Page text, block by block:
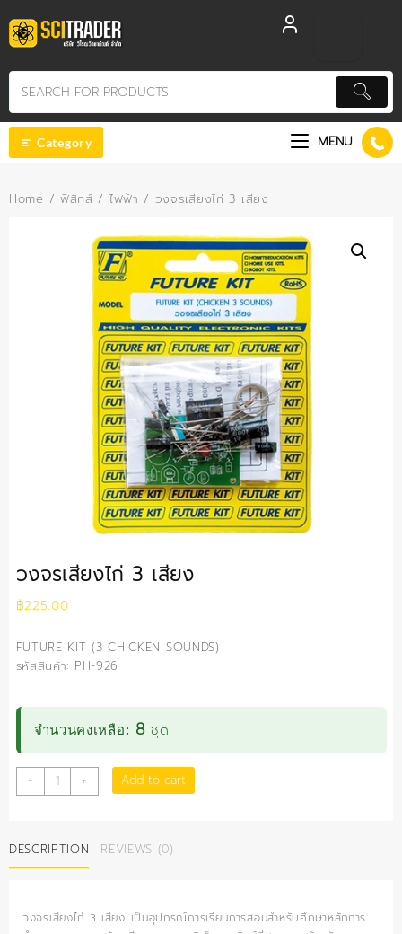
to
content
Category MENU
Home / ฟิสิกส์ / ไฟฟ้า / วงจรเสียงไก่ 3 เสียง
วงจรเสียงไก่ 3 เสียง
฿225.00
FUTURE KIT (3 CHICKEN SOUNDS)
รหัสสินค้า: PH-926
จำนวนคงเหลือ: 8 ชุด
-
วงจร
เสียง
เสียง
quantity
+ Add to cart
DESCRIPTION REVIEWS (0)
วงจรเสียงไก่ 3 เสียง เป็นอุปกรณ์การเรียนการสอนสำหรับศึกษาหลักการ